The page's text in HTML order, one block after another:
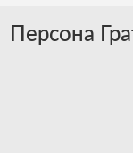
Персона